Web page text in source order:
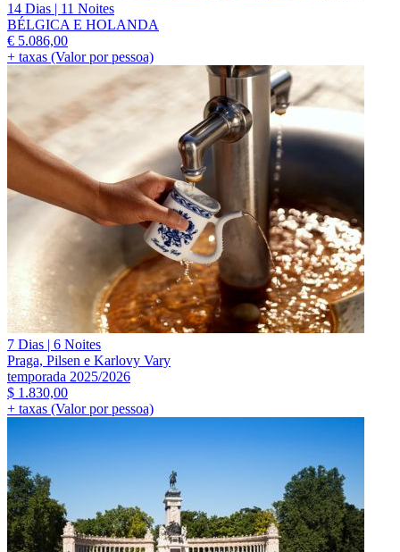
14 Dias | 11 Noites
BÉLGICA E HOLANDA
€ 5.086,00
+ taxas (Valor por pessoa)
7 Dias | 6 Noites
Praga, Pilsen e Karlovy Vary
temporada 2025/2026
$ 1.830,00
+ taxas (Valor por pessoa)